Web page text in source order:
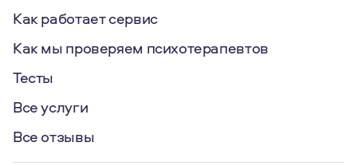
Как работает сервис
Как мы проверяем психотерапевтов
Тесты
Все услуги
Все отзывы